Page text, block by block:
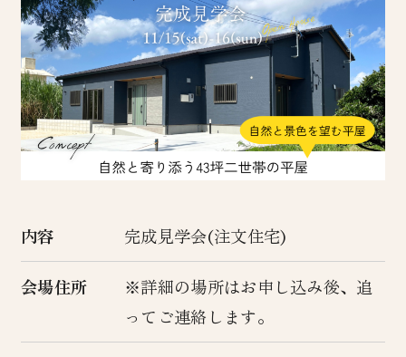
内容 完成見学会(注文住宅)
会場住所
※詳細の場所はお申し込み後、追
ってご連絡します。